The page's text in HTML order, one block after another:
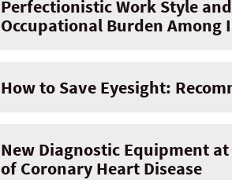
Perfectionistic Work Style
Occupational Burden Among
How to Save Eyesight:
New Diagnostic Equipment
of Coronary Heart Disease